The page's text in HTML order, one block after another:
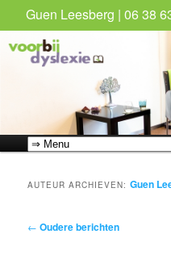
Hoofdmenu
Spring
naar
de
Spring
naar
de
AUTEUR ARCHIEVEN:Guen
Bericht
← Oudere berichten
Guen Leesberg | 06 38